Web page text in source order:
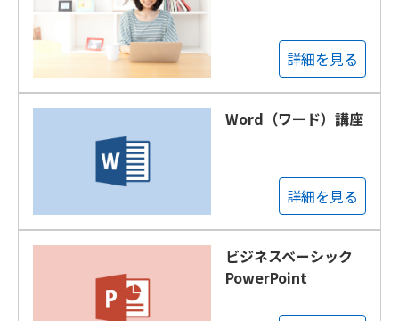
詳細を見る
Word（ワード）講座
詳細を見る
ビジネスベーシック
PowerPoint